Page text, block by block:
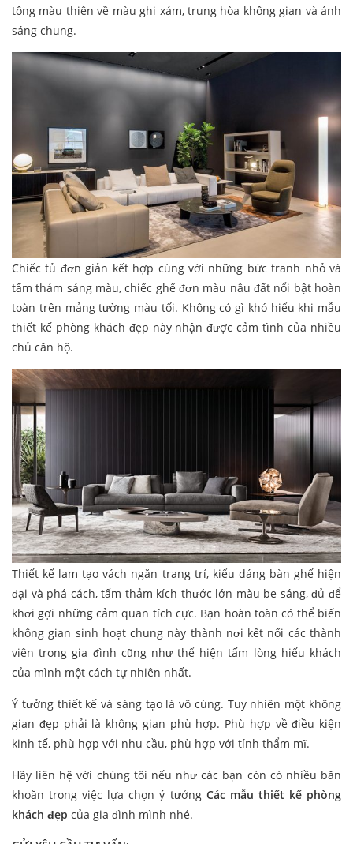
tông màu thiên về màu ghi xám, trung hòa không gian và ánh
sáng chung.
Chiếc tủ đơn giản kết hợp cùng với những bức tranh nhỏ và
tấm thảm sáng màu, chiếc ghế đơn màu nâu đất nổi bật hoàn
toàn trên mảng tường màu tối. Không có gì khó hiểu khi mẫu
thiết kế phòng khách đẹp này nhận được cảm tình của nhiều
chủ căn hộ.
Thiết kế lam tạo vách ngăn trang trí, kiểu dáng bàn ghế hiện
đại và phá cách, tấm thảm kích thước lớn màu be sáng, đủ để
khơi gợi những cảm quan tích cực. Bạn hoàn toàn có thể biến
không gian sinh hoạt chung này thành nơi kết nối các thành
viên trong gia đình cũng như thể hiện tấm lòng hiếu khách
của mình một cách tự nhiên nhất.
Ý tưởng thiết kế và sáng tạo là vô cùng. Tuy nhiên một không
gian đẹp phải là không gian phù hợp. Phù hợp về điều kiện
kinh tế, phù hợp với nhu cầu, phù hợp với tính thẩm mĩ.
Hãy liên hệ với chúng tôi nếu như các bạn còn có nhiều băn
khoăn trong việc lựa chọn ý tưởng Các mẫu thiết kế phòng
khách đẹp của gia đình mình nhé.